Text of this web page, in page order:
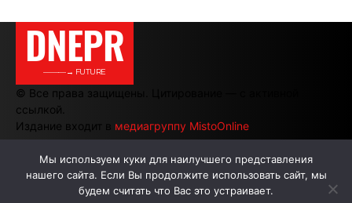
DNEPR
———→ FUTURE
© Все права защищены. Цитирование — с активной
ссылкой.
Издание входит в медиагруппу MistoOnline
АВТОРЫ РЕКЛАМА НА САЙТЕ
Мы используем куки для наилучшего представления
нашего сайта. Если Вы продолжите использовать сайт, мы
будем считать что Вас это устраивает.